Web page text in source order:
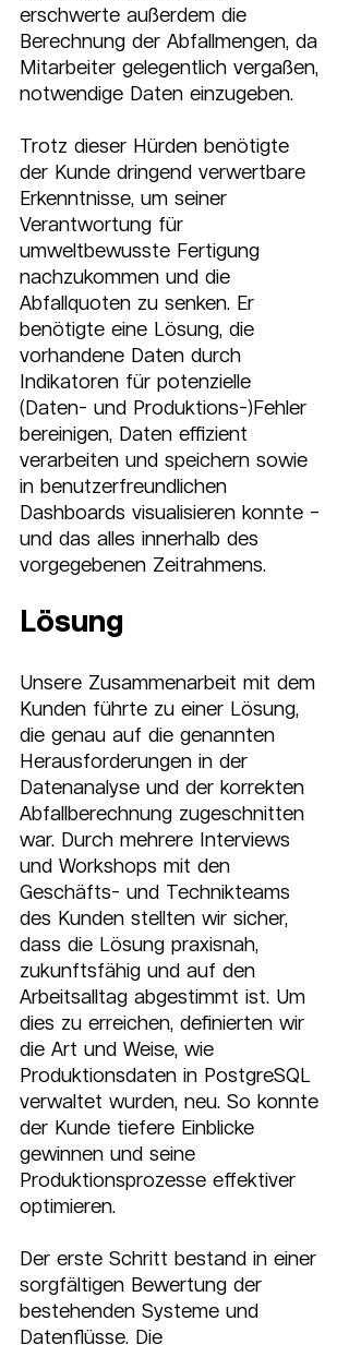
erschwerte außerdem die
Berechnung der Abfallmengen, da
Mitarbeiter gelegentlich vergaßen,
notwendige Daten einzugeben.
Trotz dieser Hürden benötigte
der Kunde dringend verwertbare
Erkenntnisse, um seiner
Verantwortung für
umweltbewusste Fertigung
nachzukommen und die
Abfallquoten zu senken. Er
benötigte eine Lösung, die
vorhandene Daten durch
Indikatoren für potenzielle
(Daten- und Produktions-)Fehler
bereinigen, Daten effizient
verarbeiten und speichern sowie
in benutzerfreundlichen
Dashboards visualisieren konnte –
und das alles innerhalb des
vorgegebenen Zeitrahmens.
Lösung
Unsere Zusammenarbeit mit dem
Kunden führte zu einer Lösung,
die genau auf die genannten
Herausforderungen in der
Datenanalyse und der korrekten
Abfallberechnung zugeschnitten
war. Durch mehrere Interviews
und Workshops mit den
Geschäfts- und Technikteams
des Kunden stellten wir sicher,
dass die Lösung praxisnah,
zukunftsfähig und auf den
Arbeitsalltag abgestimmt ist. Um
dies zu erreichen, definierten wir
die Art und Weise, wie
Produktionsdaten in PostgreSQL
verwaltet wurden, neu. So konnte
der Kunde tiefere Einblicke
gewinnen und seine
Produktionsprozesse effektiver
optimieren.
Der erste Schritt bestand in einer
sorgfältigen Bewertung der
bestehenden Systeme und
Datenflüsse. Die